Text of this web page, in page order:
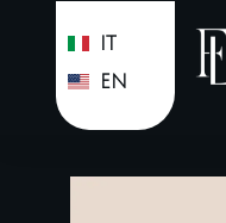
IT
EN